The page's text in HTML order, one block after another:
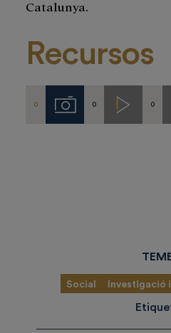
Catalunya.
Recursos
0 Imágenes
0 Videos
0
Social Investigació